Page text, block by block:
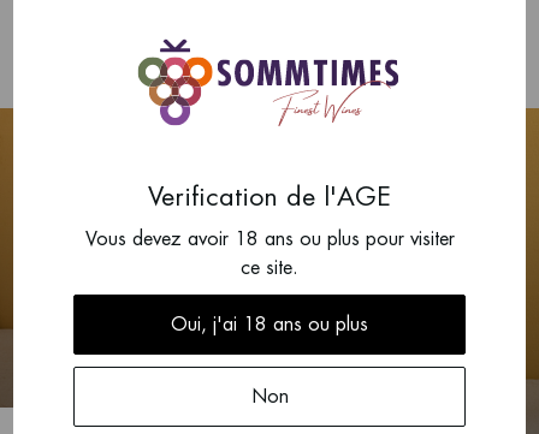
Morey-Saint-Denis 1er Cru, Aux Cheseaux
(1,5 liter)
Verification de l'AGE
Vous devez avoir 18 ans ou plus pour visiter
ce site.
Oui, j'ai 18 ans ou plus
Non